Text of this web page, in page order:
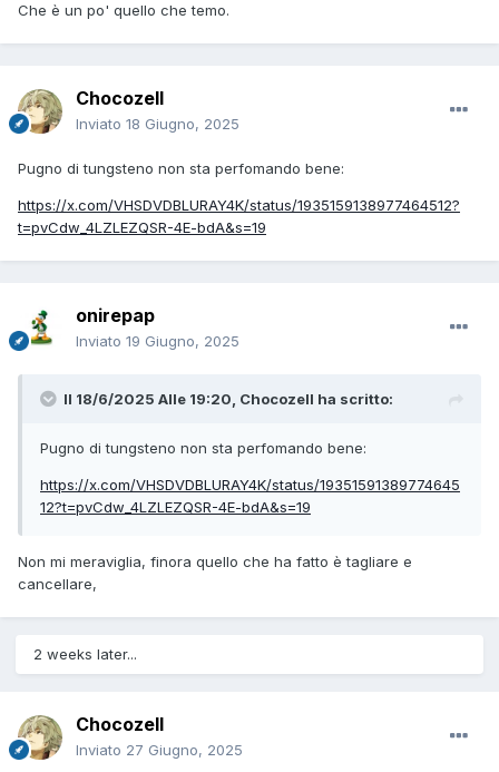
Che è un po' quello che temo.
Chocozell
Inviato 18 Giugno, 2025
Pugno di tungsteno non sta perfomando bene:
https://x.com/VHSDVDBLURAY4K/status/1935159138977464512?
t=pvCdw_4LZLEZQSR-4E-bdA&s=19
onirepap
Inviato 19 Giugno, 2025
Il 18/6/2025 Alle 19:20, Chocozell ha scritto:
Pugno di tungsteno non sta perfomando bene:
https://x.com/VHSDVDBLURAY4K/status/19351591389774645
12?t=pvCdw_4LZLEZQSR-4E-bdA&s=19
Non mi meraviglia, finora quello che ha fatto è tagliare e
cancellare,
2 weeks later...
Chocozell
Inviato 27 Giugno, 2025